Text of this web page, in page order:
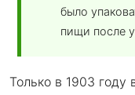
было
пищи после
Только в 1903